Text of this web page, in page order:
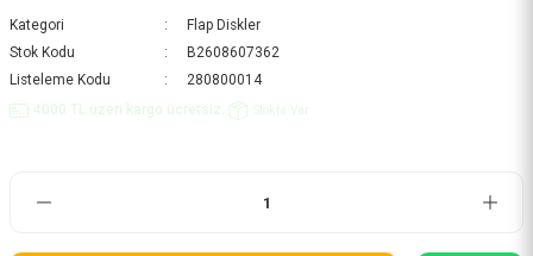
Kategori
Flap Diskler
Stok Kodu
B2608607362
Listeleme Kodu
280800014
4000 TL üzeri kargo ücretsiz..
Stokta Var